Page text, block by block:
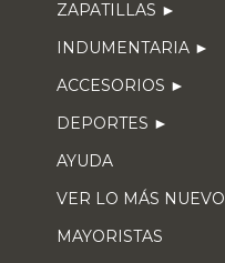
ZAPATILLAS ►
INDUMENTARIA ►
ACCESORIOS ►
DEPORTES ►
AYUDA
VER LO MÁS NUEVO
MAYORISTAS